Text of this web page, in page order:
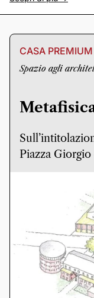
CASA PREMIUM
Spazio agli
Piazza